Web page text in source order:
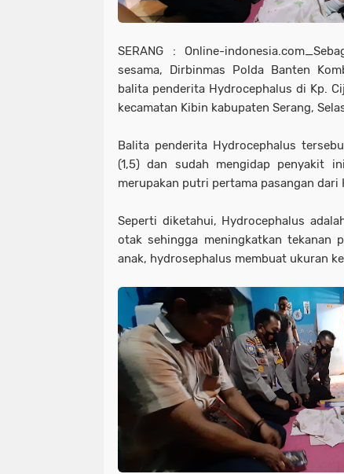
SERANG : Online-
sesama, Dirbinmas Polda Banten
balita penderita Hydrocephalus di Kp.
kecamatan Kibin kabupaten Serang,
Balita penderita Hydrocephalus
(1,5) dan sudah mengidap penyakit
merupakan putri pertama pasangan dari
Seperti diketahui, Hydrocephalus
otak sehingga meningkatkan tekanan
anak, hydrosephalus membuat ukuran